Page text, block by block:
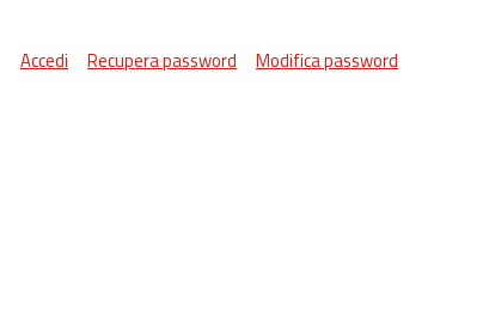
Accedi Recupera password Modifica password